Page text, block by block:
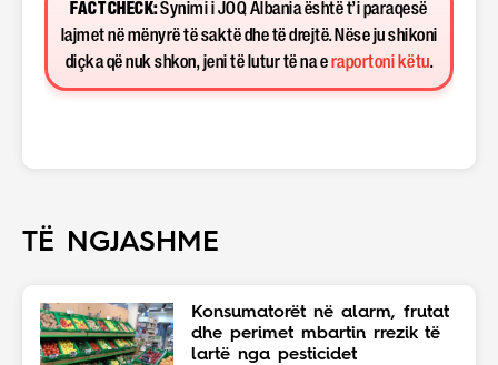
FACT CHECK:Synimi i JOQ Albania është t’i paraqesë
lajmet në mënyrë të saktë dhe të drejtë. Nëse ju shikoni
diçka që nuk shkon, jeni të lutur të na e raportoni këtu.
TË NGJASHME
Konsumatorët në alarm, frutat
dhe perimet mbartin rrezik të
lartë nga pesticidet